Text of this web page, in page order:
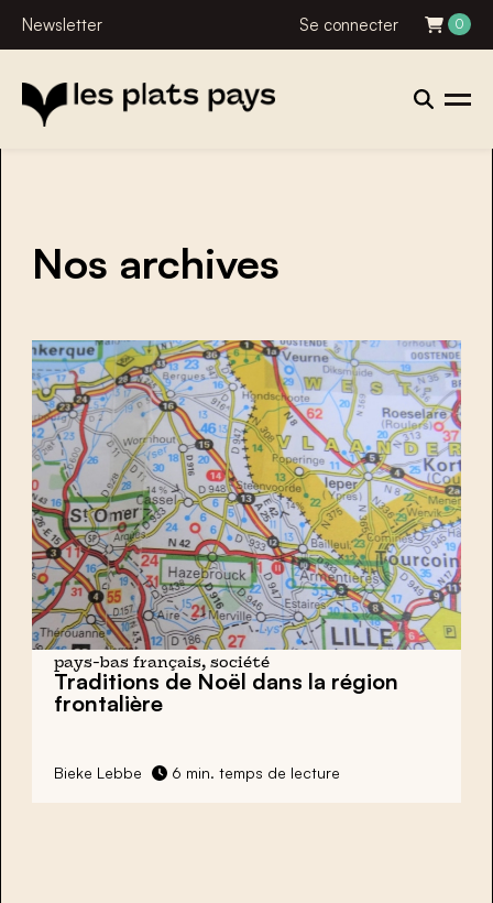
Newsletter Se connecter 0
Nos archives
pays-bas français, société
Traditions de Noël dans la région
frontalière
Bieke Lebbe 6 min. temps de lecture